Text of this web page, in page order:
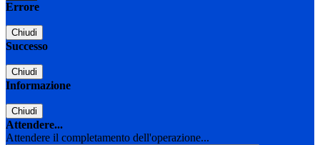
Errore
Chiudi
Successo
Chiudi
Informazione
Chiudi
Attendere...
Attendere il completamento dell'operazione...